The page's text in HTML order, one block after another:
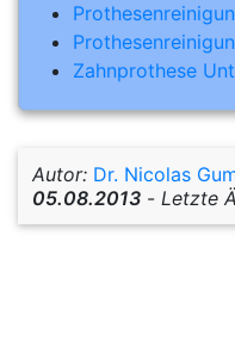
Zahnprothese
Autor: Dr. Nicolas
05.08.2013 - Letzte